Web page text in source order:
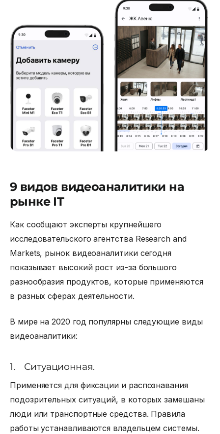
9 видов видеоаналитики на
рынке IT
Как сообщают эксперты крупнейшего
исследовательского агентства Research and
Markets, рынок видеоаналитики сегодня
показывает высокий рост из-за большого
разнообразия продуктов, которые применяются
в разных сферах деятельности.
В мире на 2020 год популярны следующие виды
видеоаналитики:
1. Ситуационная.
Применяется для фиксации и распознавания
подозрительных ситуаций, в которых замешаны
люди или транспортные средства. Правила
работы устанавливаются владельцем системы.